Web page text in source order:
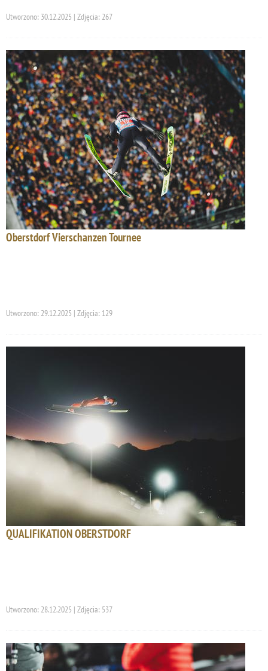
Utworzono: 30.12.2025 | Zdjęcia: 267
Oberstdorf Vierschanzen Tournee
Utworzono: 29.12.2025 | Zdjęcia: 129
QUALIFIKATION OBERSTDORF
Utworzono: 28.12.2025 | Zdjęcia: 537